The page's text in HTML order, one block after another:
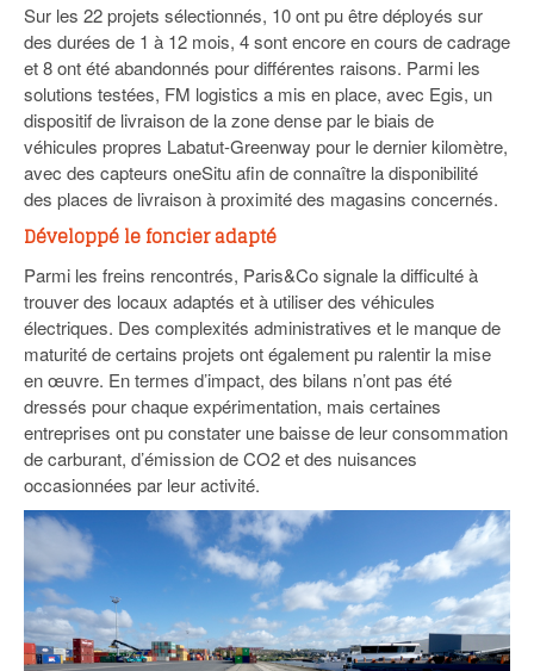
Sur les 22 projets sélectionnés, 10 ont pu être déployés sur
des durées de 1 à 12 mois, 4 sont encore en cours de cadrage
et 8 ont été abandonnés pour différentes raisons. Parmi les
solutions testées, FM logistics a mis en place, avec Egis, un
dispositif de livraison de la zone dense par le biais de
véhicules propres Labatut-Greenway pour le dernier kilomètre,
avec des capteurs oneSitu afin de connaître la disponibilité
des places de livraison à proximité des magasins concernés.
Développé le foncier adapté
Parmi les freins rencontrés, Paris&Co signale la difficulté à
trouver des locaux adaptés et à utiliser des véhicules
électriques. Des complexités administratives et le manque de
maturité de certains projets ont également pu ralentir la mise
en œuvre. En termes d’impact, des bilans n’ont pas été
dressés pour chaque expérimentation, mais certaines
entreprises ont pu constater une baisse de leur consommation
de carburant, d’émission de CO2 et des nuisances
occasionnées par leur activité.